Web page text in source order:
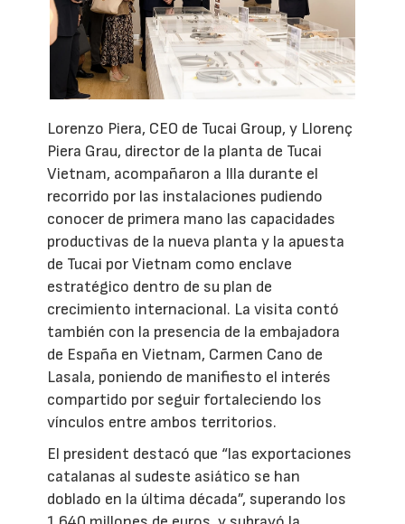
Lorenzo Piera, CEO de Tucai Group, y Llorenç
Piera Grau, director de la planta de Tucai
Vietnam, acompañaron a Illa durante el
recorrido por las instalaciones pudiendo
conocer de primera mano las capacidades
productivas de la nueva planta y la apuesta
de Tucai por Vietnam como enclave
estratégico dentro de su plan de
crecimiento internacional. La visita contó
también con la presencia de la embajadora
de España en Vietnam, Carmen Cano de
Lasala, poniendo de manifiesto el interés
compartido por seguir fortaleciendo los
vínculos entre ambos territorios.
El president destacó que “las exportaciones
catalanas al sudeste asiático se han
doblado en la última década”, superando los